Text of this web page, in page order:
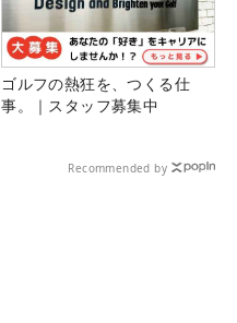
ゴルフの熱狂を、つくる仕
事。｜スタッフ募集中
Recommended by